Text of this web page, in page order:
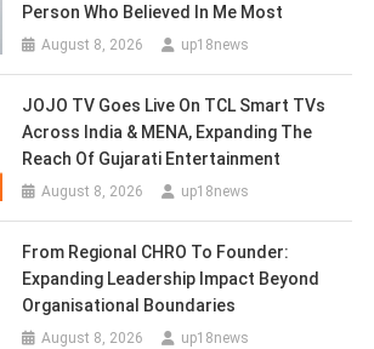
Person Who Believed In Me Most
August 8, 2026 up18news
JOJO TV Goes Live On TCL Smart TVs
Across India & MENA, Expanding The
Reach Of Gujarati Entertainment
August 8, 2026 up18news
From Regional CHRO To Founder:
Expanding Leadership Impact Beyond
Organisational Boundaries
August 8, 2026 up18news